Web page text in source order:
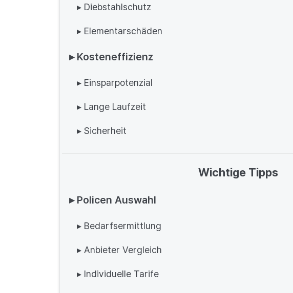
▸ Diebstahlschutz
▸ Elementarschäden
▸ Kosteneffizienz
▸ Einsparpotenzial
▸ Lange Laufzeit
▸ Sicherheit
Wichtige Tipps
▸ Policen Auswahl
▸ Bedarfsermittlung
▸ Anbieter Vergleich
▸ Individuelle Tarife